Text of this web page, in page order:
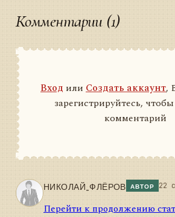
Комментарии (1)
Вход или Создать аккаунт,
зарегистрируйтесь,
комментарий
НИКОЛАЙ_ФЛЁРОВ АВТОР 22
Перейти к продолжению